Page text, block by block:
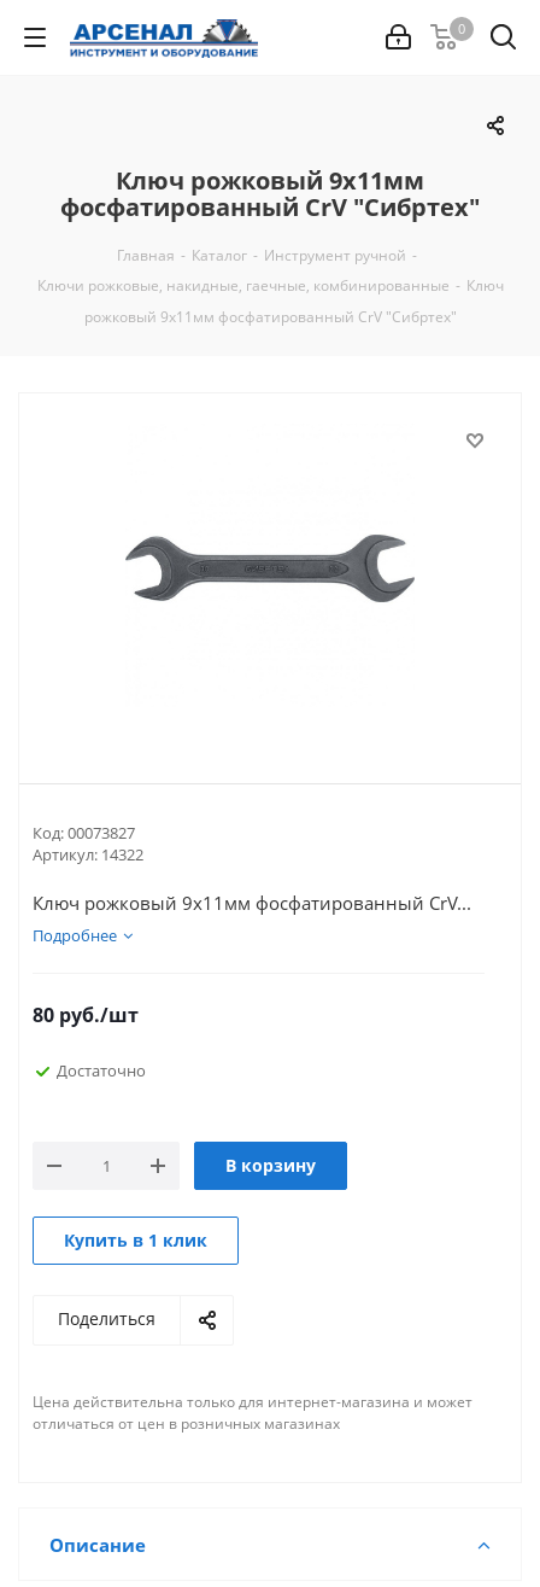
0
Ключ рожковый 9х11мм
фосфатированный CrV "Сибртех"
Главная - Каталог - Инструмент ручной -
Ключи рожковые, накидные, гаечные, комбинированные - Ключ
рожковый 9х11мм фосфатированный CrV "Сибртех"
Код:00073827
Артикул: 14322
Ключ рожковый 9х11мм фосфатированный CrV...
Подробнее
80 руб./шт
Достаточно
В корзину
Купить в 1 клик
Поделиться
Цена действительна только для интернет-магазина и может
отличаться от цен в розничных магазинах
Описание